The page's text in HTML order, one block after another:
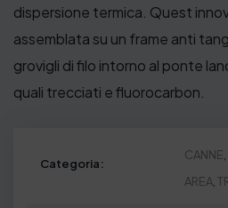
dispersione termica. Quest
assemblata su un frame anti
grovigli di filo intorno al ponte
quali trecciati e fluorocarbon.
Categoria:
CANNE
AREA,